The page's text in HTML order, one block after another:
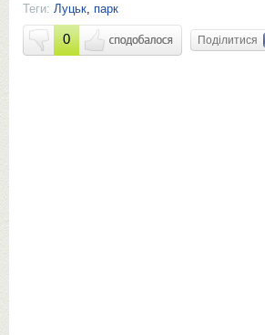
Теги: Луцьк парк
0 Поділитися